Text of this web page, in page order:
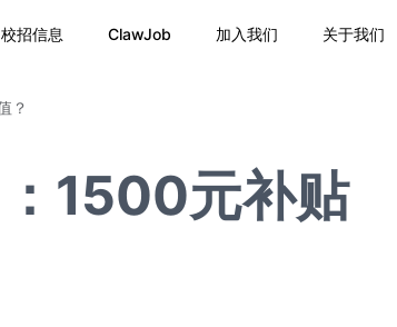
校招信息 ClawJob 加入我们 关于我们
？
1500元补贴